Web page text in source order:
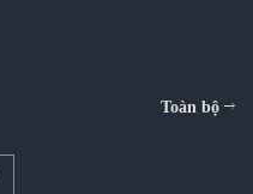
Toàn bộ